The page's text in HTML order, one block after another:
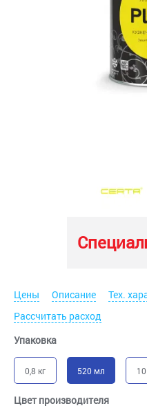
Цены Описание Тех.
Рассчитать расход
Упаковка
0,8 кг 520 мл
Цвет производителя